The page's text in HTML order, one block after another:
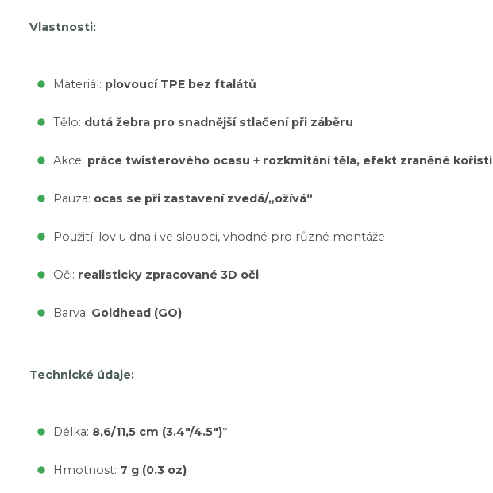
Vlastnosti:
Materiál: plovoucí TPE bez ftalátů
Tělo: dutá žebra pro snadnější stlačení při záběru
Akce: práce twisterového ocasu + rozkmitání těla, efekt zraněné kořisti
Pauza: ocas se při zastavení zvedá/„ožívá“
Použití: lov u dna i ve sloupci, vhodné pro různé montáže
Oči: realisticky zpracované 3D oči
Barva: Goldhead (GO)
Technické údaje:
Délka: 8,6/11,5 cm (3.4"/4.5")*
Hmotnost: 7 g (0.3 oz)